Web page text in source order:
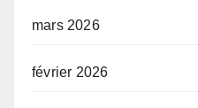
mars 2026
février 2026